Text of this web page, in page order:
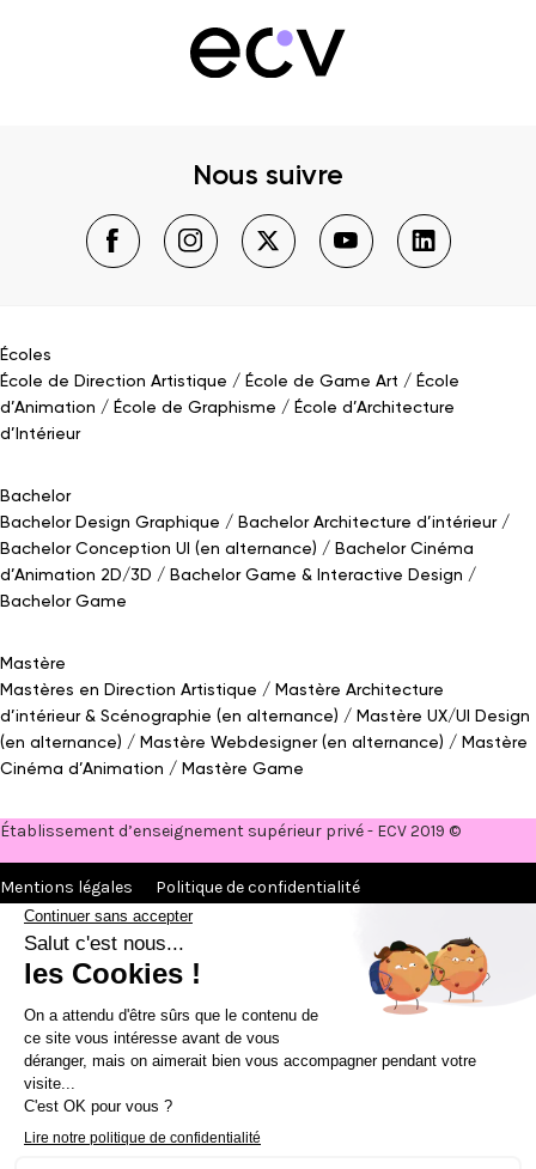
Nous suivre
Écoles
École de Direction Artistique
École de Game Art
École
d’Animation
École de Graphisme
École d’Architecture
d’Intérieur
Bachelor
Bachelor Design Graphique
Bachelor Architecture d’intérieur
Bachelor Conception UI (en alternance)
Bachelor Cinéma
d’Animation 2D/3D
Bachelor Game & Interactive Design
Bachelor Game
Mastère
Mastères en Direction Artistique
Mastère Architecture
d’intérieur& Scénographie (en alternance)
Mastère UX/UI Design
(en alternance)
Mastère Webdesigner (en alternance)
Mastère
Cinéma d’Animation
Mastère Game
Établissement d’enseignement supérieur privé - ECV 2019 ©
Mentions légales
Politique de confidentialité
Conditions Générales de Ventes
Réalisé par La Jungle
@ecv2026